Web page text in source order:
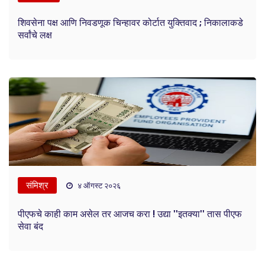
शिवसेना पक्ष आणि निवडणूक चिन्हावर कोर्टात युक्तिवाद ; निकालाकडे
सर्वांचे लक्ष
संमिश्र ४ ऑगस्ट २०२६
पीएफचे काही काम असेल तर आजच करा ! उद्या ''इतक्या'' तास पीएफ
सेवा बंद